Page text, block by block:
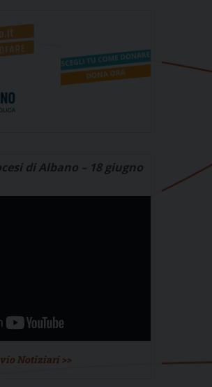
di Albano – 18 giugno
Notiziari >>